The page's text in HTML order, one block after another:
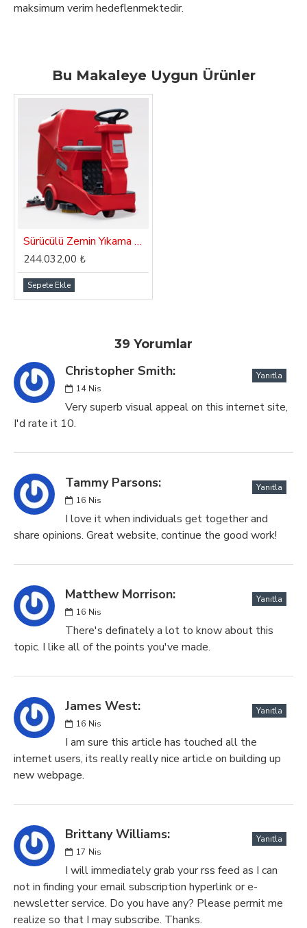
maksimum verim hedeflenmektedir.
Bu Makaleye Uygun Ürünler
Sürücülü Zemin Yıkama Makinası Dass Orient SC 80
244.032,00 ₺
Sepete Ekle
39 Yorumlar
Christopher Smith:
14 Nis
Yanıtla
Very superb visual appeal on this internet site,
I'd rate it 10.
Tammy Parsons:
16 Nis
Yanıtla
I love it when individuals get together and
share opinions. Great website, continue the good work!
Matthew Morrison:
16 Nis
Yanıtla
There's definately a lot to know about this
topic. I like all of the points you've made.
James West:
16 Nis
Yanıtla
I am sure this article has touched all the
internet users, its really really nice article on building up
new webpage.
Brittany Williams:
17 Nis
Yanıtla
I will immediately grab your rss feed as I can
not in finding your email subscription hyperlink or e-
newsletter service. Do you have any? Please permit me
realize so that I may subscribe. Thanks.